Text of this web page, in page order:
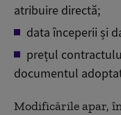
atribuire directă;
data începerii și
prețul
documentul
Modificările apar,